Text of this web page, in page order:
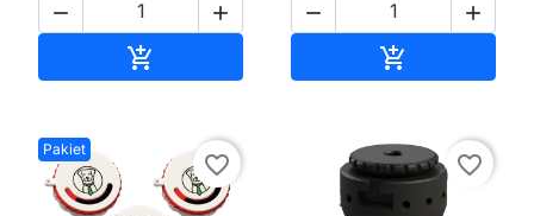
 

 

Pakiet
favorite_border favorite_border